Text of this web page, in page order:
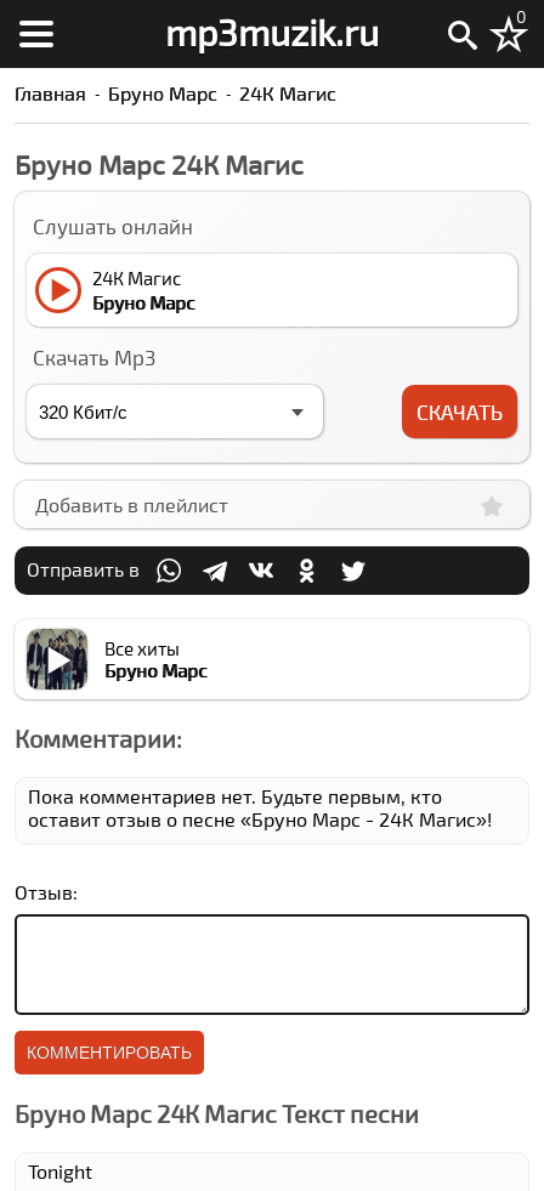
mp3muzik.ru 0
Главная Бруно Марс 24К Магиc
Бруно Марс 24К Магиc
Слушать онлайн
24К Магиc
Бруно Марс
Скачать Mp3
СКАЧАТЬ
Добавить в плейлист
Отправить в
Все хиты
Бруно Марс
Комментарии:
Пока комментариев нет. Будьте первым, кто
оставит отзыв о песне «Бруно Марс - 24К Магиc»!
Отзыв:
Бруно Марс 24К Магиc Текст песни
Tonight